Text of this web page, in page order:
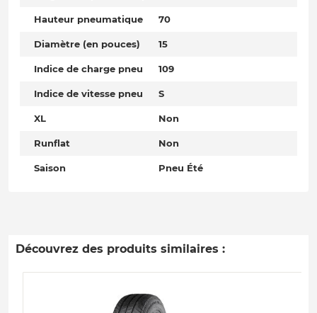
Hauteur pneumatique 70
Diamètre (en pouces) 15
Indice de charge pneu 109
Indice de vitesse pneu S
XL Non
Runflat Non
Saison Pneu Été
Découvrez des produits similaires :